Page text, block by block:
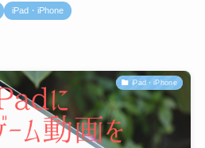
iPad・iPhone
iPad・iPhone